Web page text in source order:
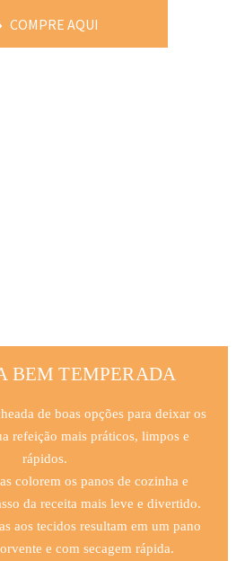
COMPRE AQUI
BEM TEMPERADA
de boas opções para deixar os
refeição mais práticos, limpos e
rápidos.
colorem os panos de cozinha e
da receita mais leve e divertido.
aos tecidos resultam em um pano
e com secagem rápida.